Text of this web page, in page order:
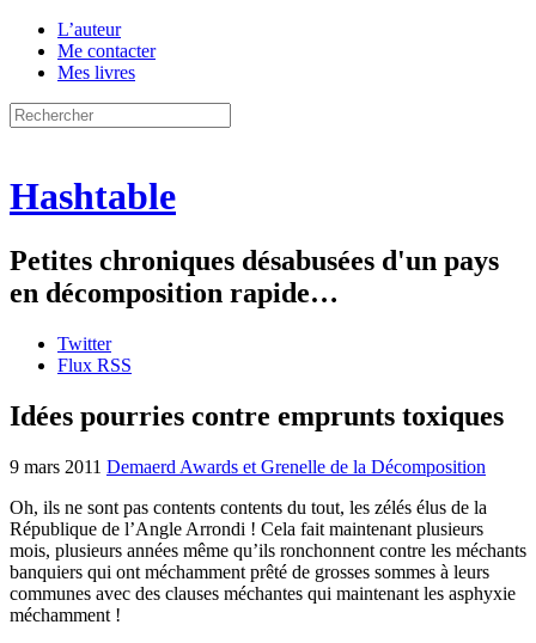
L’auteur
Me contacter
Mes livres
Hashtable
Petites chroniques désabusées d'un pays
en décomposition rapide…
Twitter
Flux RSS
Idées pourries contre emprunts toxiques
9 mars 2011 Demaerd Awards et Grenelle de la Décomposition
Oh, ils ne sont pas contents contents du tout, les zélés élus de la
République de l’Angle Arrondi ! Cela fait maintenant plusieurs
mois, plusieurs années même qu’ils ronchonnent contre les méchants
banquiers qui ont méchamment prêté de grosses sommes à leurs
communes avec des clauses méchantes qui maintenant les asphyxie
méchamment !